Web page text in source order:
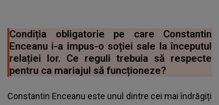
Condiția obligatorie pe care Constantin
Enceanu i-a impus-o soției sale la începutul
relației lor. Ce reguli trebuia să respecte
pentru ca mariajul să funcționeze?
Constantin Enceanu este unul dintre cei mai îndrăgiți